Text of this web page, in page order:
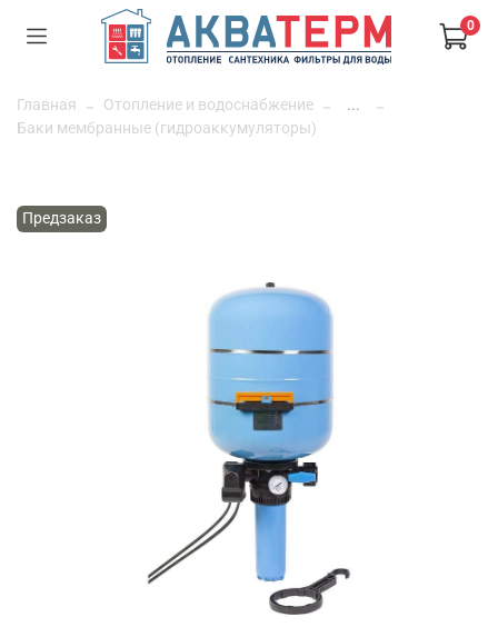
0
Главная Отопление и водоснабжение
...
Баки мембранные (гидроаккумуляторы)
Предзаказ